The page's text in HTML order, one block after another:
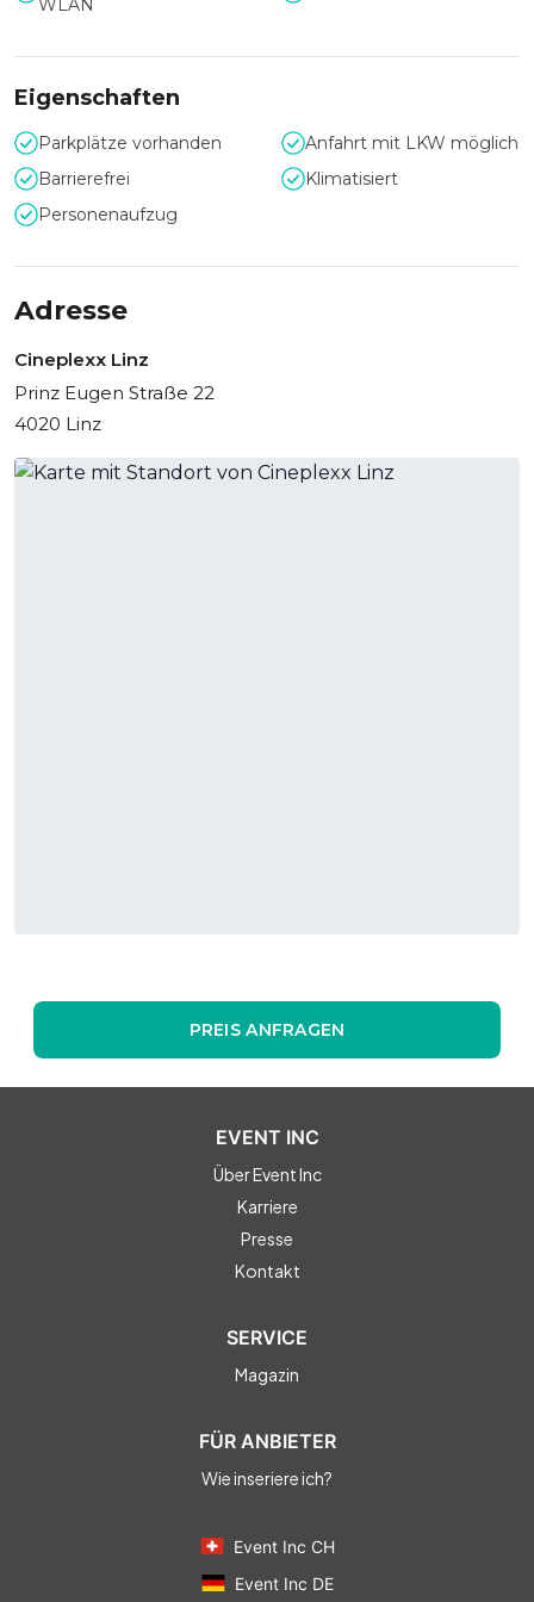
einer geschlossenen Filmvorführung kombinierbar. Zudem
Öffnungszeiten exklusiv für Ihr Event zur Verfügung.
Das Kino ist sowohl mit öffentlichen Verkehrsmitteln als
auch mit dem Auto schnell zu erreichen. Es stehen
genügend Parkplätze kostenlos (bis 4 Stunden) zur
Verfügung.
WLAN
Eigenschaften
Parkplätze vorhanden
Anfahrt mit LKW möglich
Barrierefrei
Klimatisiert
Personenaufzug
Adresse
Cineplexx Linz
Prinz Eugen Straße 22
4020 Linz
PREIS ANFRAGEN
EVENT INC
Über Event Inc
Karriere
Presse
Kontakt
SERVICE
Magazin
FÜR ANBIETER
Wie inseriere ich?
Event Inc CH
Event Inc DE